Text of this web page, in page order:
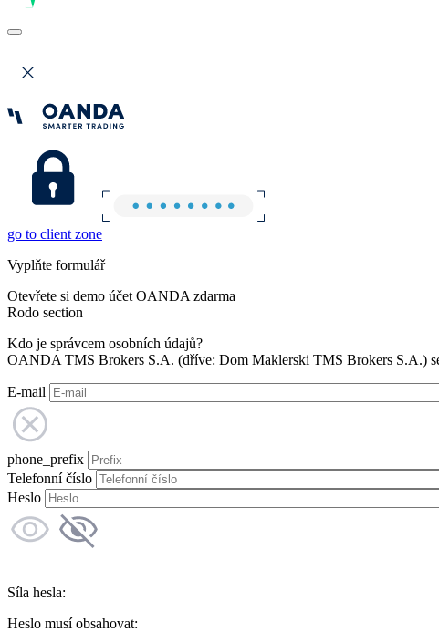
go to client zone
Vyplňte formulář
Otevřete si demo účet OANDA zdarma
Rodo section
Kdo je správcem osobních údajů?
OANDA TMS Brokers S.A. (dříve: Dom Maklerski TMS Brokers S.A.)
E-mail
phone_prefix
Telefonní číslo
Heslo
Síla hesla:
Heslo musí obsahovat: